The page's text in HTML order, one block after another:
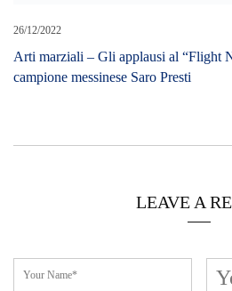
26/12/2022
Arti marziali – Gli applausi al “Flight
campione messinese Saro Presti
LEAVE A